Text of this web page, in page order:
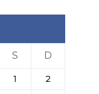
S D
1
2